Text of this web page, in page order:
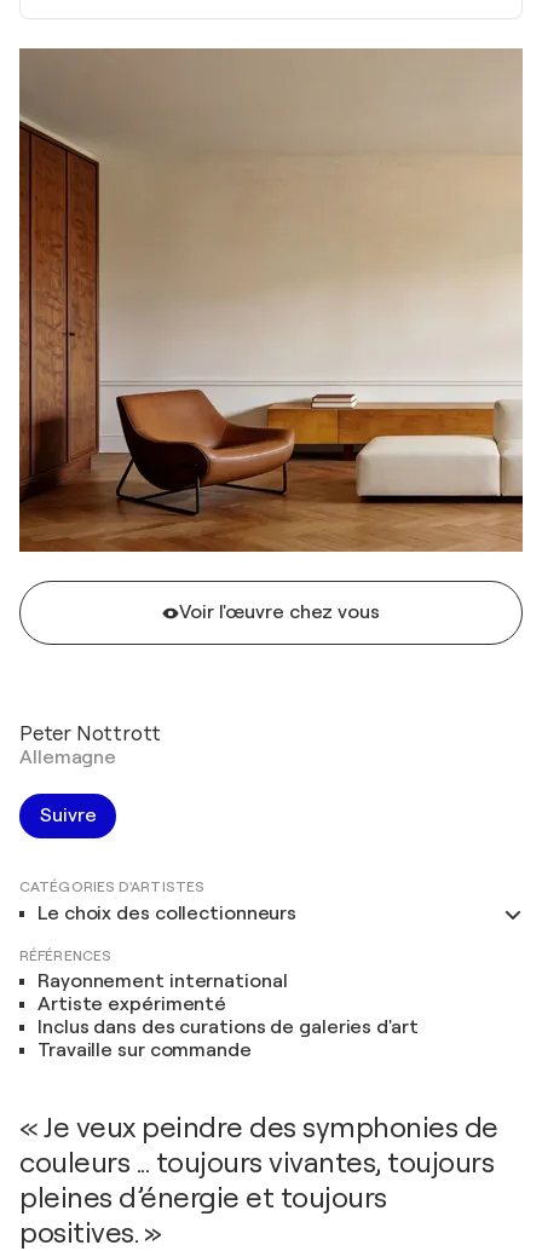
Voir l'œuvre chez vous
Peter Nottrott
Allemagne
Suivre
CATÉGORIES D'ARTISTES
Le choix des collectionneurs
RÉFÉRENCES
Rayonnement international
Artiste expérimenté
Inclus dans des curations de galeries d'art
Travaille sur commande
« Je veux peindre des symphonies de
couleurs ... toujours vivantes, toujours
pleines d’énergie et toujours
positives. »